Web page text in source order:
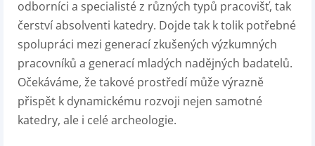
odborníci a specialisté z různých typů pracovišť, tak
čerství absolventi katedry. Dojde tak k tolik potřebné
spolupráci mezi generací zkušených výzkumných
pracovníků a generací mladých nadějných badatelů.
Očekáváme, že takové prostředí může výrazně
přispět k dynamickému rozvoji nejen samotné
katedry, ale i celé archeologie.